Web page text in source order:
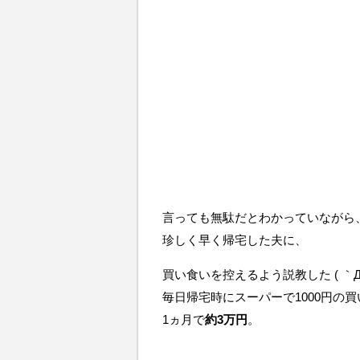
言っても無駄だとわかっていながら、
珍しく早く帰宅した夫に、
買い食いを控えるよう説教した ( ｀
毎日帰宅時にスーパーで1000円の買
1ヵ月で約3万円 。